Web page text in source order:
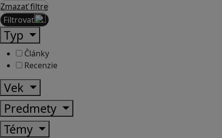
Zmazať filtre
Filtrovať
Typ
Články
Recenzie
Vek
Predmety
Témy